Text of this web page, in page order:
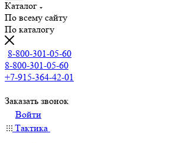
Каталог
По всему сайту
По каталогу
8-800-301-05-60
8-800-301-05-60
+7-915-364-42-01
Заказать звонок
Войти
Тактика